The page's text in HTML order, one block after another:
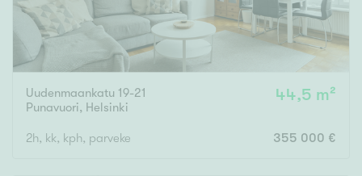
Uudenmaankatu 19-21
Punavuori, Helsinki
44,5 m²
2h, kk, kph, parveke 355 000 €